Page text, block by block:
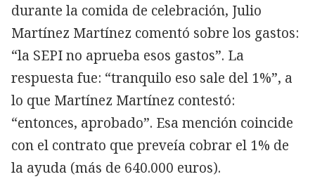
durante la comida de celebración, Julio
Martínez Martínez comentó sobre los gastos:
“la SEPI no aprueba esos gastos”. La
respuesta fue: “tranquilo eso sale del 1%”, a
lo que Martínez Martínez contestó:
“entonces, aprobado”. Esa mención coincide
con el contrato que preveía cobrar el 1% de
la ayuda (más de 640.000 euros).